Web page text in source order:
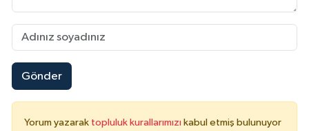
Gönder
Yorum yazarak topluluk kurallarımızı kabul etmiş bulunuyor